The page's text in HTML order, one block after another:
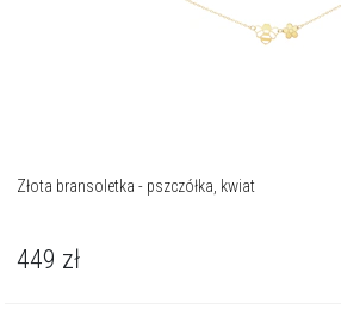
Złota bransoletka - pszczółka, kwiat
449 zł